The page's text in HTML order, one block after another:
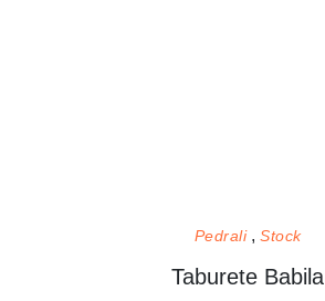
Pedrali Stock
Taburete Babila